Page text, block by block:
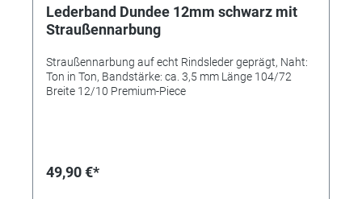
Lederband Dundee 12mm schwarz mit
Straußennarbung
Straußennarbung auf echt Rindsleder geprägt, Naht:
Ton in Ton, Bandstärke: ca. 3,5 mm Länge 104/72
Breite 12/10 Premium-Piece
49,90 €*